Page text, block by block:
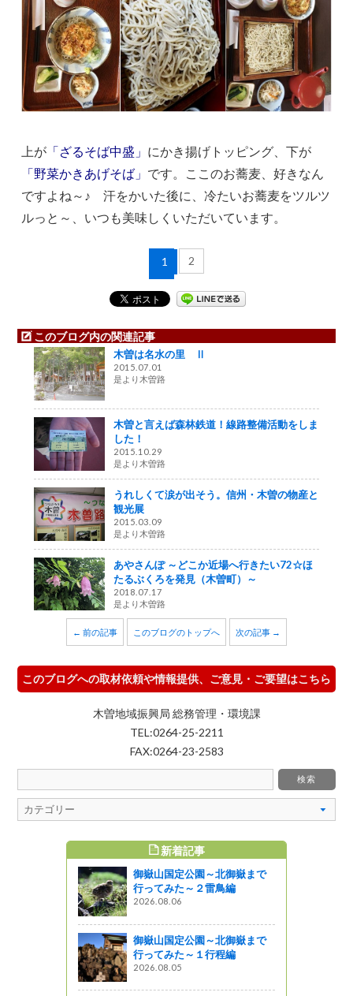
上が 「ざるそば中盛」 にかき揚げトッピング、下が
「野菜かきあげそば」 です。ここのお蕎麦、好きなん
ですよね～♪ 汗をかいた後に、冷たいお蕎麦をツルツ
ルっと～、いつも美味しくいただいています。
1 2
このブログ内の関連記事
木曽は名水の里 Ⅱ
2015.07.01
是より木曽路
木曽と言えば森林鉄道！線路整備活動をしま
した！
2015.10.29
是より木曽路
うれしくて涙が出そう。信州・木曽の物産と
観光展
2015.03.09
是より木曽路
あやさんぽ ～どこか近場へ行きたい72☆ほ
たるぶくろを発見（木曽町）～
2018.07.17
是より木曽路
← 前の記事 このブログのトップへ 次の記事 →
このブログへの取材依頼や情報提供、ご意見・ご要望はこちら
木曽地域振興局 総務管理・環境課
TEL:0264-25-2211
FAX:0264-23-2583
新着記事
御嶽山国定公園～北御嶽まで
行ってみた～２雷鳥編
2026.08.06
御嶽山国定公園～北御嶽まで
行ってみた～１行程編
2026.08.05